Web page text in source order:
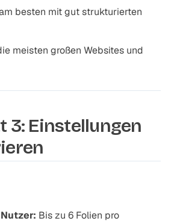
besten mit gut strukturierten
meisten großen Websites und
3: Einstellungen
Bis zu 6 Folien pro